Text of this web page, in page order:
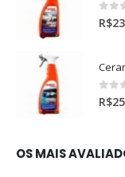
0
R$
0
R$
OS MAIS